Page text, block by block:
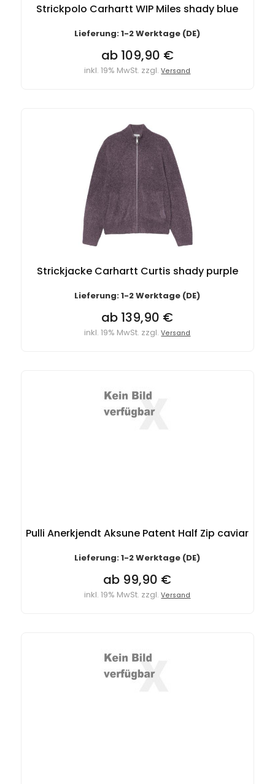
Strickpolo Carhartt WIP Miles shady blue
Lieferung: 1-2 Werktage (DE)
ab 109,90 €
inkl. 19% MwSt. zzgl.Versand
Strickjacke Carhartt Curtis shady purple
Lieferung: 1-2 Werktage (DE)
ab 139,90 €
inkl. 19% MwSt. zzgl.Versand
Pulli Anerkjendt Aksune Patent Half Zip caviar
Lieferung: 1-2 Werktage (DE)
ab 99,90 €
inkl. 19% MwSt. zzgl.Versand